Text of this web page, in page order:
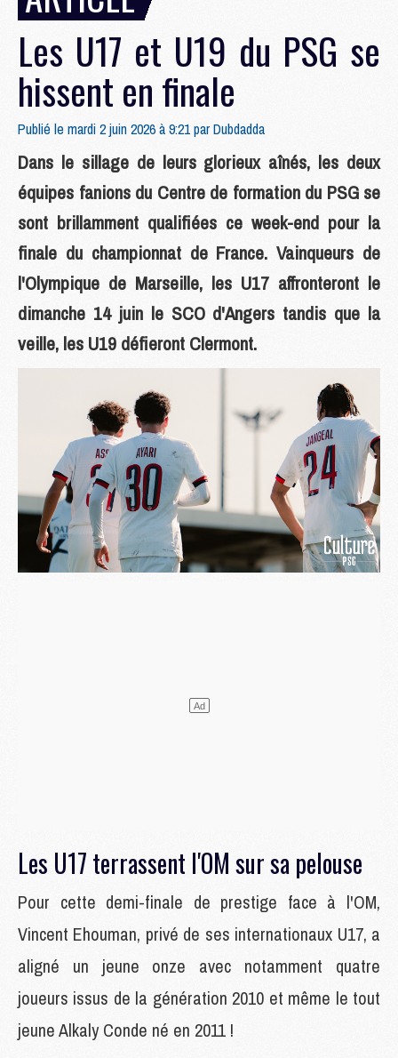
Les U17 et U19 du PSG se
hissent en finale
Publié le mardi 2 juin 2026 à 9:21 parDubdadda
Dans le sillage de leurs glorieux aînés, les deux
équipes fanions du Centre de formation du PSG se
sont brillamment qualifiées ce week-end pour la
finale du championnat de France. Vainqueurs de
l'Olympique de Marseille, les U17 affronteront le
dimanche 14 juin le SCO d'Angers tandis que la
veille, les U19 défieront Clermont.
Les U17 terrassent l'OM sur sa pelouse
Pour cette demi-finale de prestige face à l'OM,
Vincent Ehouman, privé de ses internationaux U17, a
aligné un jeune onze avec notamment quatre
joueurs issus de la génération 2010 et même le tout
jeune Alkaly Conde né en 2011 !